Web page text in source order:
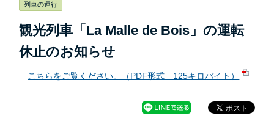
列車の運行
観光列車「La Malle de Bois」の運転
休止のお知らせ
こちらをご覧ください。（PDF形式 125キロバイト）